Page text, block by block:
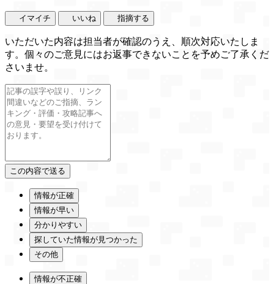
イマイチ いいね 指摘する
いただいた内容は担当者が確認のうえ、順次対応いたしま
す。個々のご意見にはお返事できないことを予めご了承くだ
さいませ。
情報が正確
情報が早い
分かりやすい
探していた情報が見つかった
その他
情報が不正確